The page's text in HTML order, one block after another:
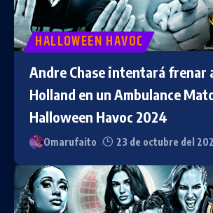
HALLOWEEN HAVOC
Andre Chase intentará frenar
Holland en un Ambulance
Halloween Havoc 2024
Omarufaito 23 de octubre del